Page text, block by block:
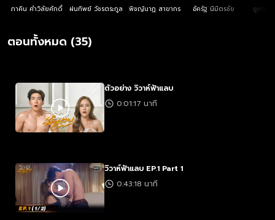
ภาคิน คำวิลัยศักดิ์ ฝนทิพย์ วัชรตระกูล พิชญ์นาฏ สาขากร อัครัฐ นิมิตรชัย ซูซานน่
ตอนทั้งหมด (35)
ตัวอย่าง วิวาห์ฟ้าแลบ
0:01:17 นาที
วิวาห์ฟ้าแลบ EP.1 Part 1
0:43:18 นาที